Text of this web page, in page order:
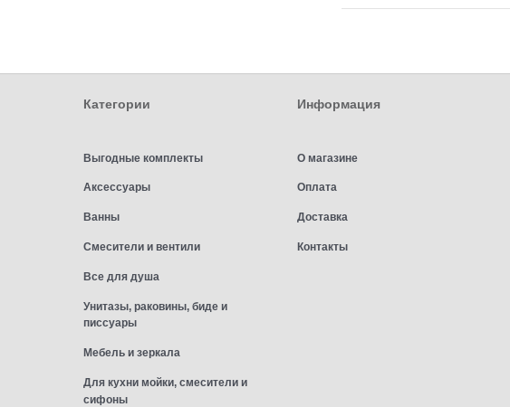
Категории
Выгодные комплекты
Аксессуары
Ванны
Смесители и вентили
Все для душа
Унитазы, раковины, биде и
писсуары
Мебель и зеркала
Для кухни мойки, смесители и
сифоны
Информация
О магазине
Оплата
Доставка
Контакты